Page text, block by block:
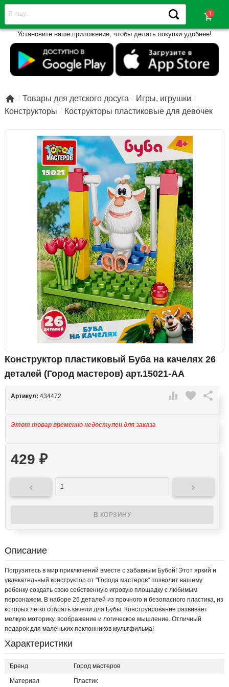
shopping_cart
Установите наше приложение, чтобы делать покупки удобнее!
 Товары для детского досуга
Игры, игрушки
Конструкторы
Кострукторы пластиковые для девочек
Конструктор пластиковый Буба на качелях 26
деталей (Город мастеров) арт.15021-AA
 favorite 
Артикул: 434472
Этот товар временно недоступен для заказа
429 ₽
 
Описание
Погрузитесь в мир приключений вместе с забавным Бубой! Этот яркий и
увлекательный конструктор от "Города мастеров" позволит вашему
ребенку создать свою собственную игровую площадку с любимым
персонажем. В наборе 26 деталей из прочного и безопасного пластика, из
которых легко собрать качели для Бубы. Конструирование развивает
мелкую моторику, воображение и логическое мышление. Отличный
подарок для маленьких поклонников мультфильма!
Характеристики
Бренд Город мастеров
Материал Пластик